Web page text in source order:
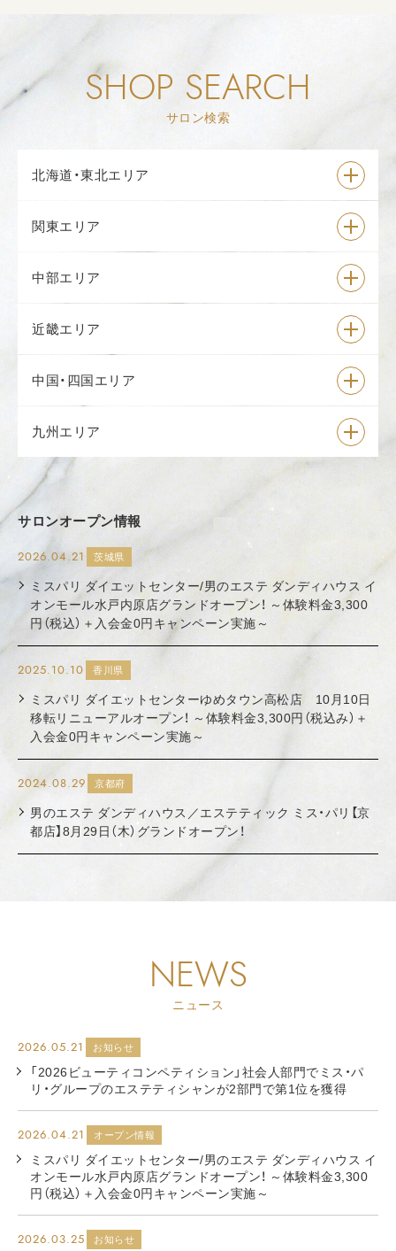
SHOP SEARCH
サロン検索
北海道・東北エリア
関東エリア
中部エリア
近畿エリア
中国・四国エリア
九州エリア
サロンオープン情報
2026.04.21 茨城県
ミスパリ ダイエットセンター/男のエステ ダンディハウス イ
オンモール水戸内原店グランドオープン！ ～体験料金3,300
円（税込）＋入会金0円キャンペーン実施～
2025.10.10 香川県
ミスパリ ダイエットセンターゆめタウン高松店 10月10日
移転リニューアルオープン！ ～体験料金3,300円（税込み）＋
入会金0円キャンペーン実施～
2024.08.29 京都府
男のエステ ダンディハウス／エステティック ミス・パリ【京
都店】8月29日（木）グランドオープン！
NEWS
ニュース
2026.05.21 お知らせ
「2026ビューティコンペティション」社会人部門でミス・パ
リ・グループのエステティシャンが2部門で第1位を獲得
2026.04.21 オープン情報
ミスパリ ダイエットセンター/男のエステ ダンディハウス イ
オンモール水戸内原店グランドオープン！ ～体験料金3,300
円（税込）＋入会金0円キャンペーン実施～
2026.03.25 お知らせ